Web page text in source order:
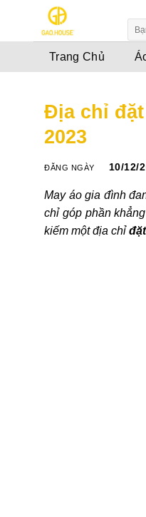
content
Trang Chủ
Địa chỉ
2023
ĐĂNG NGÀY 10/12/
May áo gia đình
chỉ góp phần
kiếm một địa chỉ